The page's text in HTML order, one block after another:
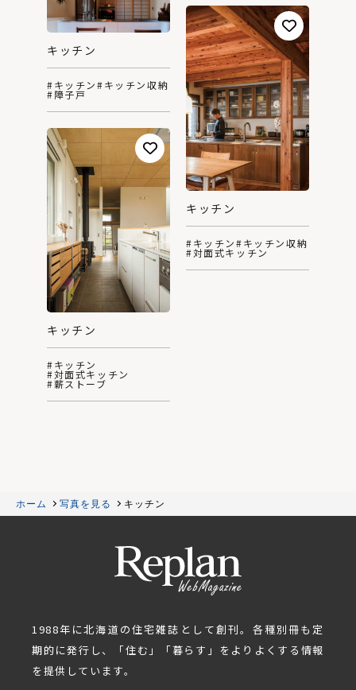
キッチン
#キッチン#キッチン収納
#障子戸
キッチン
#キッチン#キッチン収納
#対面式キッチン
キッチン
#キッチン
#対面式キッチン
#薪ストーブ
ホーム 写真を見る キッチン
1988年に北海道の住宅雑誌として創刊。各種別冊も定
期的に発行し、「住む」「暮らす」をよりよくする情報
を提供しています。